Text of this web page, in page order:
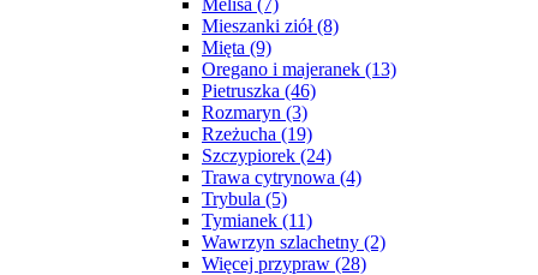
Melisa (7)
Mieszanki ziół (8)
Mięta (9)
Oregano i majeranek (13)
Pietruszka (46)
Rozmaryn (3)
Rzeżucha (19)
Szczypiorek (24)
Trawa cytrynowa (4)
Trybula (5)
Tymianek (11)
Wawrzyn szlachetny (2)
Więcej przypraw (28)